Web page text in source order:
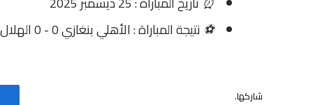
⚽ نتيجة المباراة : الأهلي بنغازي 0 - 0 الهلال
شاركها.